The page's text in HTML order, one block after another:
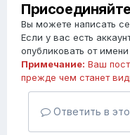
Вы можете написать
Если у вас есть
опубликовать от
Примечание: Ваш
прежде чем станет
Ответить в